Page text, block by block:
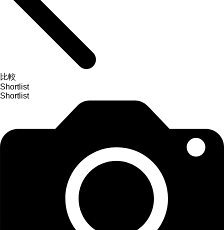
比較
Shortlist
Shortlist